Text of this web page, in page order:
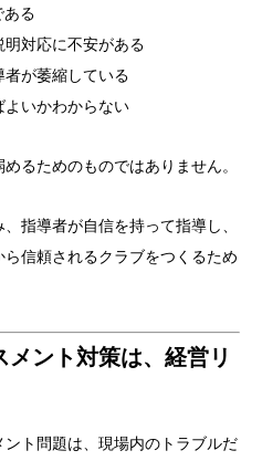
ある
明対応に不安がある
者が萎縮している
よいかわからない
るためのものではありません。
指導者が自信を持って指導し、
信頼されるクラブをつくるため
ント対策は、経営リ
ト問題は、現場内のトラブルだ